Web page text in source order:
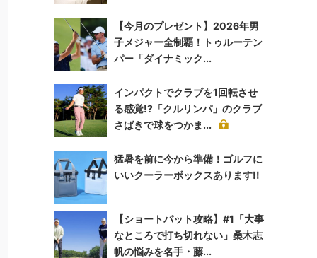
【今月のプレゼント】2026年男
子メジャー全制覇！トゥルーテン
パー「ダイナミック...
インパクトでクラブを1回転させ
る感覚!?「クルリンパ」のクラブ
さばきで球をつかま...
猛暑を前に今から準備！ゴルフに
いいクーラーボックスあります!!
【ショートパット攻略】#1「大事
なところで打ち切れない」桑木志
帆の悩みを名手・藤...